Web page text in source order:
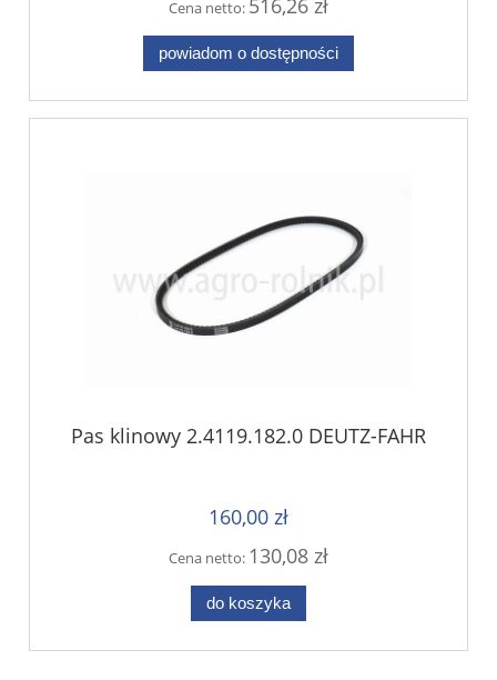
Cena netto: 516,26 zł
powiadom o dostępności
Pas klinowy 2.4119.182.0 DEUTZ-FAHR
160,00 zł
Cena netto: 130,08 zł
do koszyka